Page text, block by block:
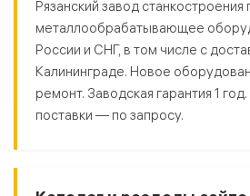
Рязанский завод станкостроения
металлообрабатывающее
России и СНГ, в том числе с
Калининграде. Новое
ремонт. Заводская гарантия 1
поставки — по запросу.